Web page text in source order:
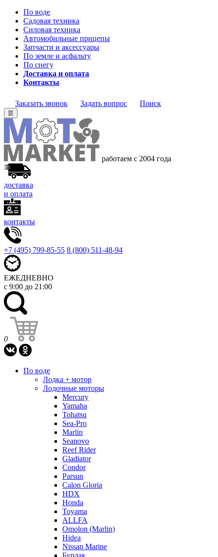
По воде
Садовая техника
Силовая техника
Автомобильные прицепы
Запчасти и аксессуары
По земле и асфальту
По снегу
Доставка и оплата
Контакты
Заказать звонок Задать вопрос Поиск
☰
работаем с 2004 года
доставка
и оплата
контакты
+7 (495) 799-85-55 8 (800) 511-48-94
ЕЖЕДНЕВНО
с 9:00 до 21:00
0
По воде
Лодка + мотор
Лодочные моторы
Mercury
Yamaha
Tohatsu
Sea-Pro
Marlin
Seanovo
Reef Rider
Gladiator
Condor
Parsun
Calon Gloria
HDX
Honda
Toyama
ALLFA
Omolon (Marlin)
Hidea
Nissan Marine
Бурлак